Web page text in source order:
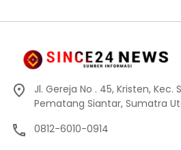
Jl. Gereja No . 45, Kristen, Kec.
Pematang Siantar, Sumatra
0812-6010-0914